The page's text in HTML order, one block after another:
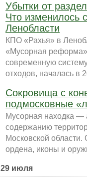
Убытки от
Что изменилось
Ленобласти
КПО «Рахья» в
«Мусорная реформа»
современную
отходов, началась в
Сокровища с
подмосковные
Мусорная находка —
содержанию
Московской
ордена, иконы и
29 июля